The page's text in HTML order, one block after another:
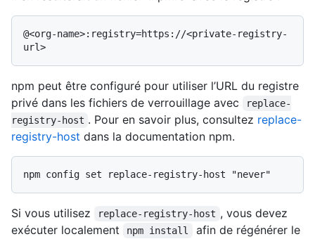
@<org-name>:registry=https://<private-registry-
npm peut être configuré pour utiliser l’URL du registre
privé dans les fichiers de verrouillage avec
replace-
registry-host . Pour en savoir plus, consultez replace-
registry-host dans la documentation npm.
Si vous utilisez replace-registry-host , vous devez
exécuter localement
npm install
afin de régénérer le